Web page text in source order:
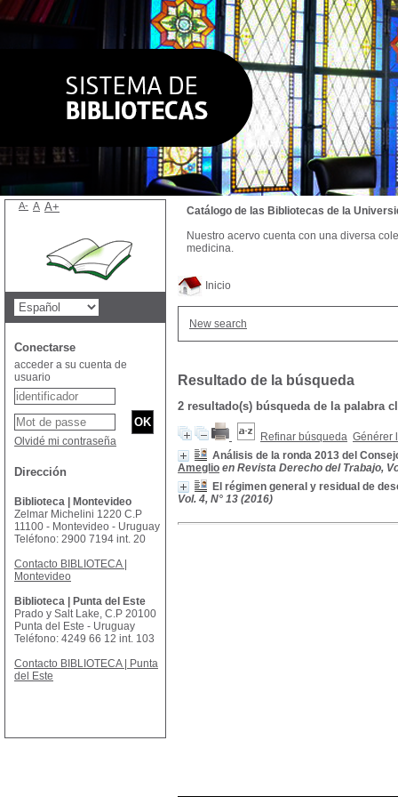
Inicio
New search
Resultado de la búsqueda
2 resultado(s) búsqueda de la palabra
Refinar búsqueda Générer
Análisis de la ronda 2013 del
Ameglio en Revista Derecho del Trabajo,
El régimen general y residual de
Vol. 4, N° 13 (2016)
Catálogo de las Bibliotecas de la
Nuestro acervo cuenta con una diversa
medicina.
A- A A+
Conectarse
acceder a su cuenta de
usuario
Olvidé mi contraseña
Dirección
Biblioteca | Montevideo
Zelmar Michelini 1220 C.P
11100 - Montevideo - Uruguay
Teléfono: 2900 7194 int. 20
Contacto BIBLIOTECA |
Montevideo
Biblioteca | Punta del Este
Prado y Salt Lake, C.P 20100
Punta del Este - Uruguay
Teléfono: 4249 66 12 int. 103
Contacto BIBLIOTECA | Punta
del Este